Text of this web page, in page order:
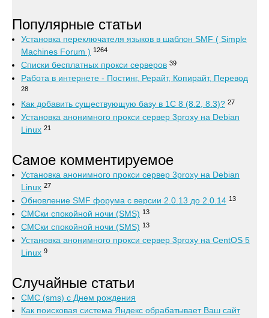
Популярные статьи
Установка переключателя языков в шаблон SMF ( Simple
Machines Forum ) 1264
Списки бесплатных прокси серверов 39
Работа в интернете - Постинг, Рерайт, Копирайт, Перевод
28
Как добавить существующую базу в 1С 8 (8.2, 8.3)? 27
Установка анонимного прокси сервер 3proxy на Debian
Linux 21
Самое комментируемое
Установка анонимного прокси сервер 3proxy на Debian
Linux 27
Обновление SMF форума с версии 2.0.13 до 2.0.14 13
СМСки спокойной ночи (SMS) 13
СМСки спокойной ночи (SMS) 13
Установка анонимного прокси сервер 3proxy на CentOS 5
Linux 9
Случайные статьи
СМС (sms) с Днем рождения
Как поисковая система Яндекс обрабатывает Ваш сайт